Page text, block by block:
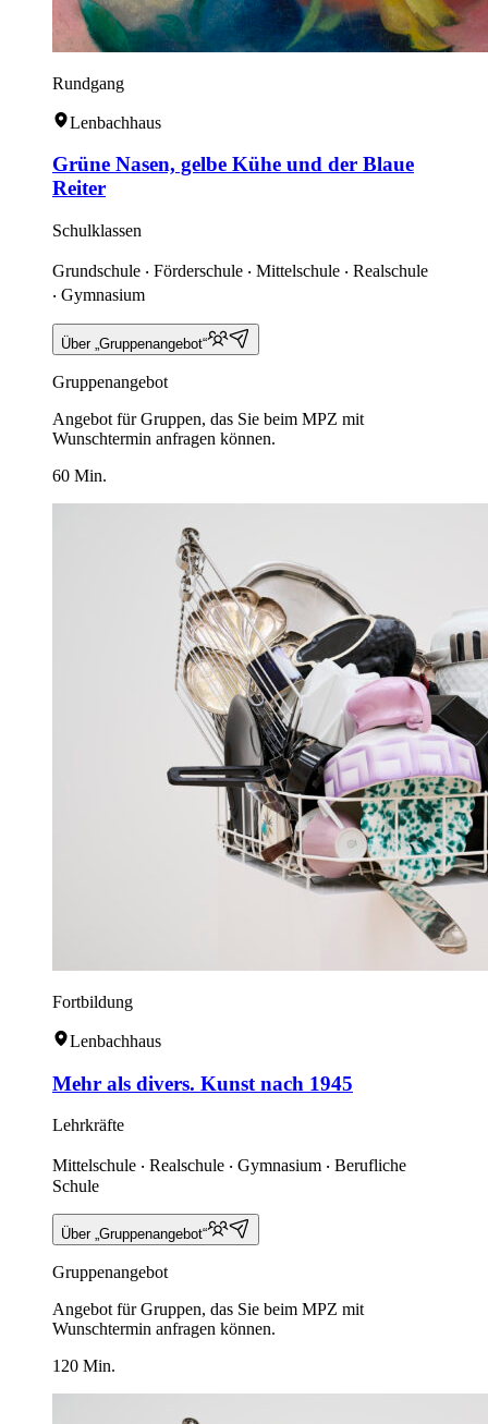
Rundgang
Lenbachhaus
Grüne Nasen, gelbe Kühe und der Blaue
Reiter
Schulklassen
Grundschule ‧ Förderschule ‧ Mittelschule ‧ Realschule
‧ Gymnasium
Über „Gruppenangebot“
Gruppenangebot
Angebot für Gruppen, das Sie beim MPZ mit
Wunschtermin anfragen können.
60 Min.
Fortbildung
Lenbachhaus
Mehr als divers. Kunst nach 1945
Lehrkräfte
Mittelschule ‧ Realschule ‧ Gymnasium ‧ Berufliche
Schule
Über „Gruppenangebot“
Gruppenangebot
Angebot für Gruppen, das Sie beim MPZ mit
Wunschtermin anfragen können.
120 Min.